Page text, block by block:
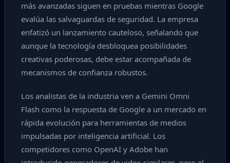
más avanzadas siguen en pruebas mientras Google
evalúa las salvaguardas de seguridad. La empresa
enfatizó un lanzamiento cauteloso, señalando que
aunque la tecnología desbloquea posibilidades
creativas poderosas, debe estar acompañada de
mecanismos de confianza robustos.
Los analistas de la industria ven a Gemini Omni
Flash como la respuesta de Google a un mercado en
rápida evolución para herramientas de medios
impulsadas por inteligencia artificial. Los
competidores como OpenAI y Adobe han